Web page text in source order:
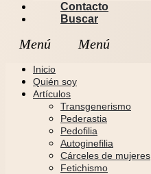
Contacto
Buscar
Inicio
Quién soy
Artículos
Transgenerismo
Pederastia
Pedofilia
Autoginefilia
Cárceles de mujeres
Fetichismo